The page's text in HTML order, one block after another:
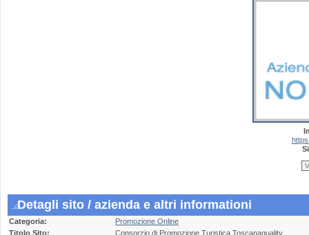
Detagli sito / azienda e altri informationi
Categoria:
Promozione Online
Titolo Sito:
Consorzio di Promozione Turistica Toscanaquality